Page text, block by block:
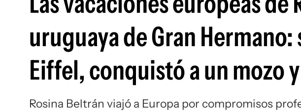
uruguaya de Gran
Eiffel, conquistó a un mozo
Rosina Beltrán viajó a Europa por compromisos